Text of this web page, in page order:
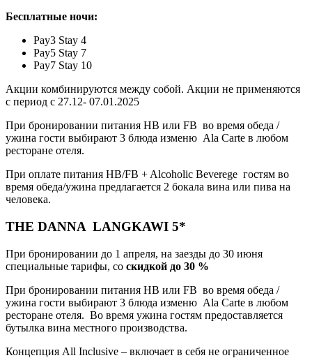
Бесплатные ночи:
Pay3 Stay 4
Pay5 Stay 7
Pay7 Stay 10
Акции комбинируются между собой. Акции не применяются
с период с 27.12- 07.01.2025
При бронировании питания НВ или FB во время обеда /
ужина гости выбирают 3 блюда изменю Ala Carte в любом
ресторане отеля.
При оплате питания HB/FB + Alcoholic Beverege гостям во
время обеда/ужина предлагается 2 бокала вина или пива на
человека.
THE DANNA LANGKAWI 5*
При бронировании до 1 апреля, на заезды до 30 июня
специальные тарифы, со скидкой до 30 %
При бронировании питания НВ или FB во время обеда /
ужина гости выбирают 3 блюда изменю Ala Carte в любом
ресторане отеля. Во время ужина гостям предоставляется
бутылка вина местного производства.
Концепция All Inclusive – включает в себя не ограниченное